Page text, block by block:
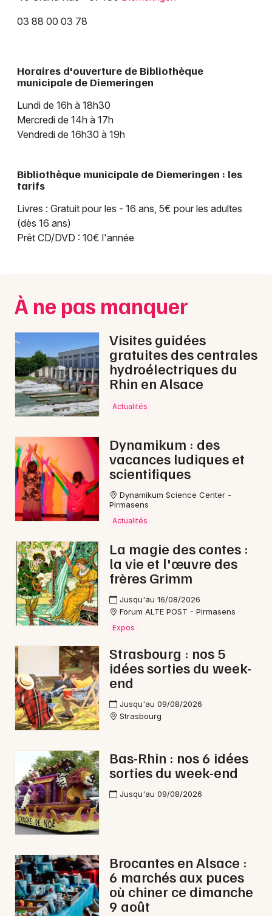
Newsletter des sorties
Artistes en tournée
Magazine dans le Bas-Rhin
Actus tourisme & loisirs
Restaurants
67 - Bas-Rhin
Choisir mes départements
Je m'abonne
03 88 00 03 78
Horaires d'ouverture de Bibliothèque
municipale de Diemeringen
Lundi de 16h à 18h30
Mercredi de 14h à 17h
Vendredi de 16h30 à 19h
Bibliothèque municipale de Diemeringen : les
tarifs
Livres : Gratuit pour les - 16 ans, 5€ pour les adultes
(dès 16 ans)
Prêt CD/DVD : 10€ l'année
À ne pas manquer
Visites guidées
gratuites des centrales
hydroélectriques du
Rhin en Alsace
Actualités
Dynamikum : des
vacances ludiques et
scientifiques
Dynamikum Science Center -
Pirmasens
Actualités
La magie des contes :
la vie et l'œuvre des
frères Grimm
Jusqu'au 16/08/2026
Forum ALTE POST - Pirmasens
Expos
Strasbourg : nos 5
idées sorties du week-
end
Jusqu'au 09/08/2026
Strasbourg
Bas-Rhin : nos 6 idées
sorties du week-end
Jusqu'au 09/08/2026
Brocantes en Alsace :
6 marchés aux puces
où chiner ce dimanche
9 août